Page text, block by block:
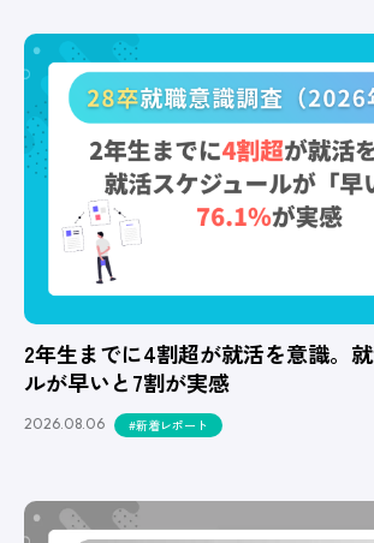
2年生までに4割超が就活を意識。
ルが早いと7割が実感
2026.08.06 #新着レポート